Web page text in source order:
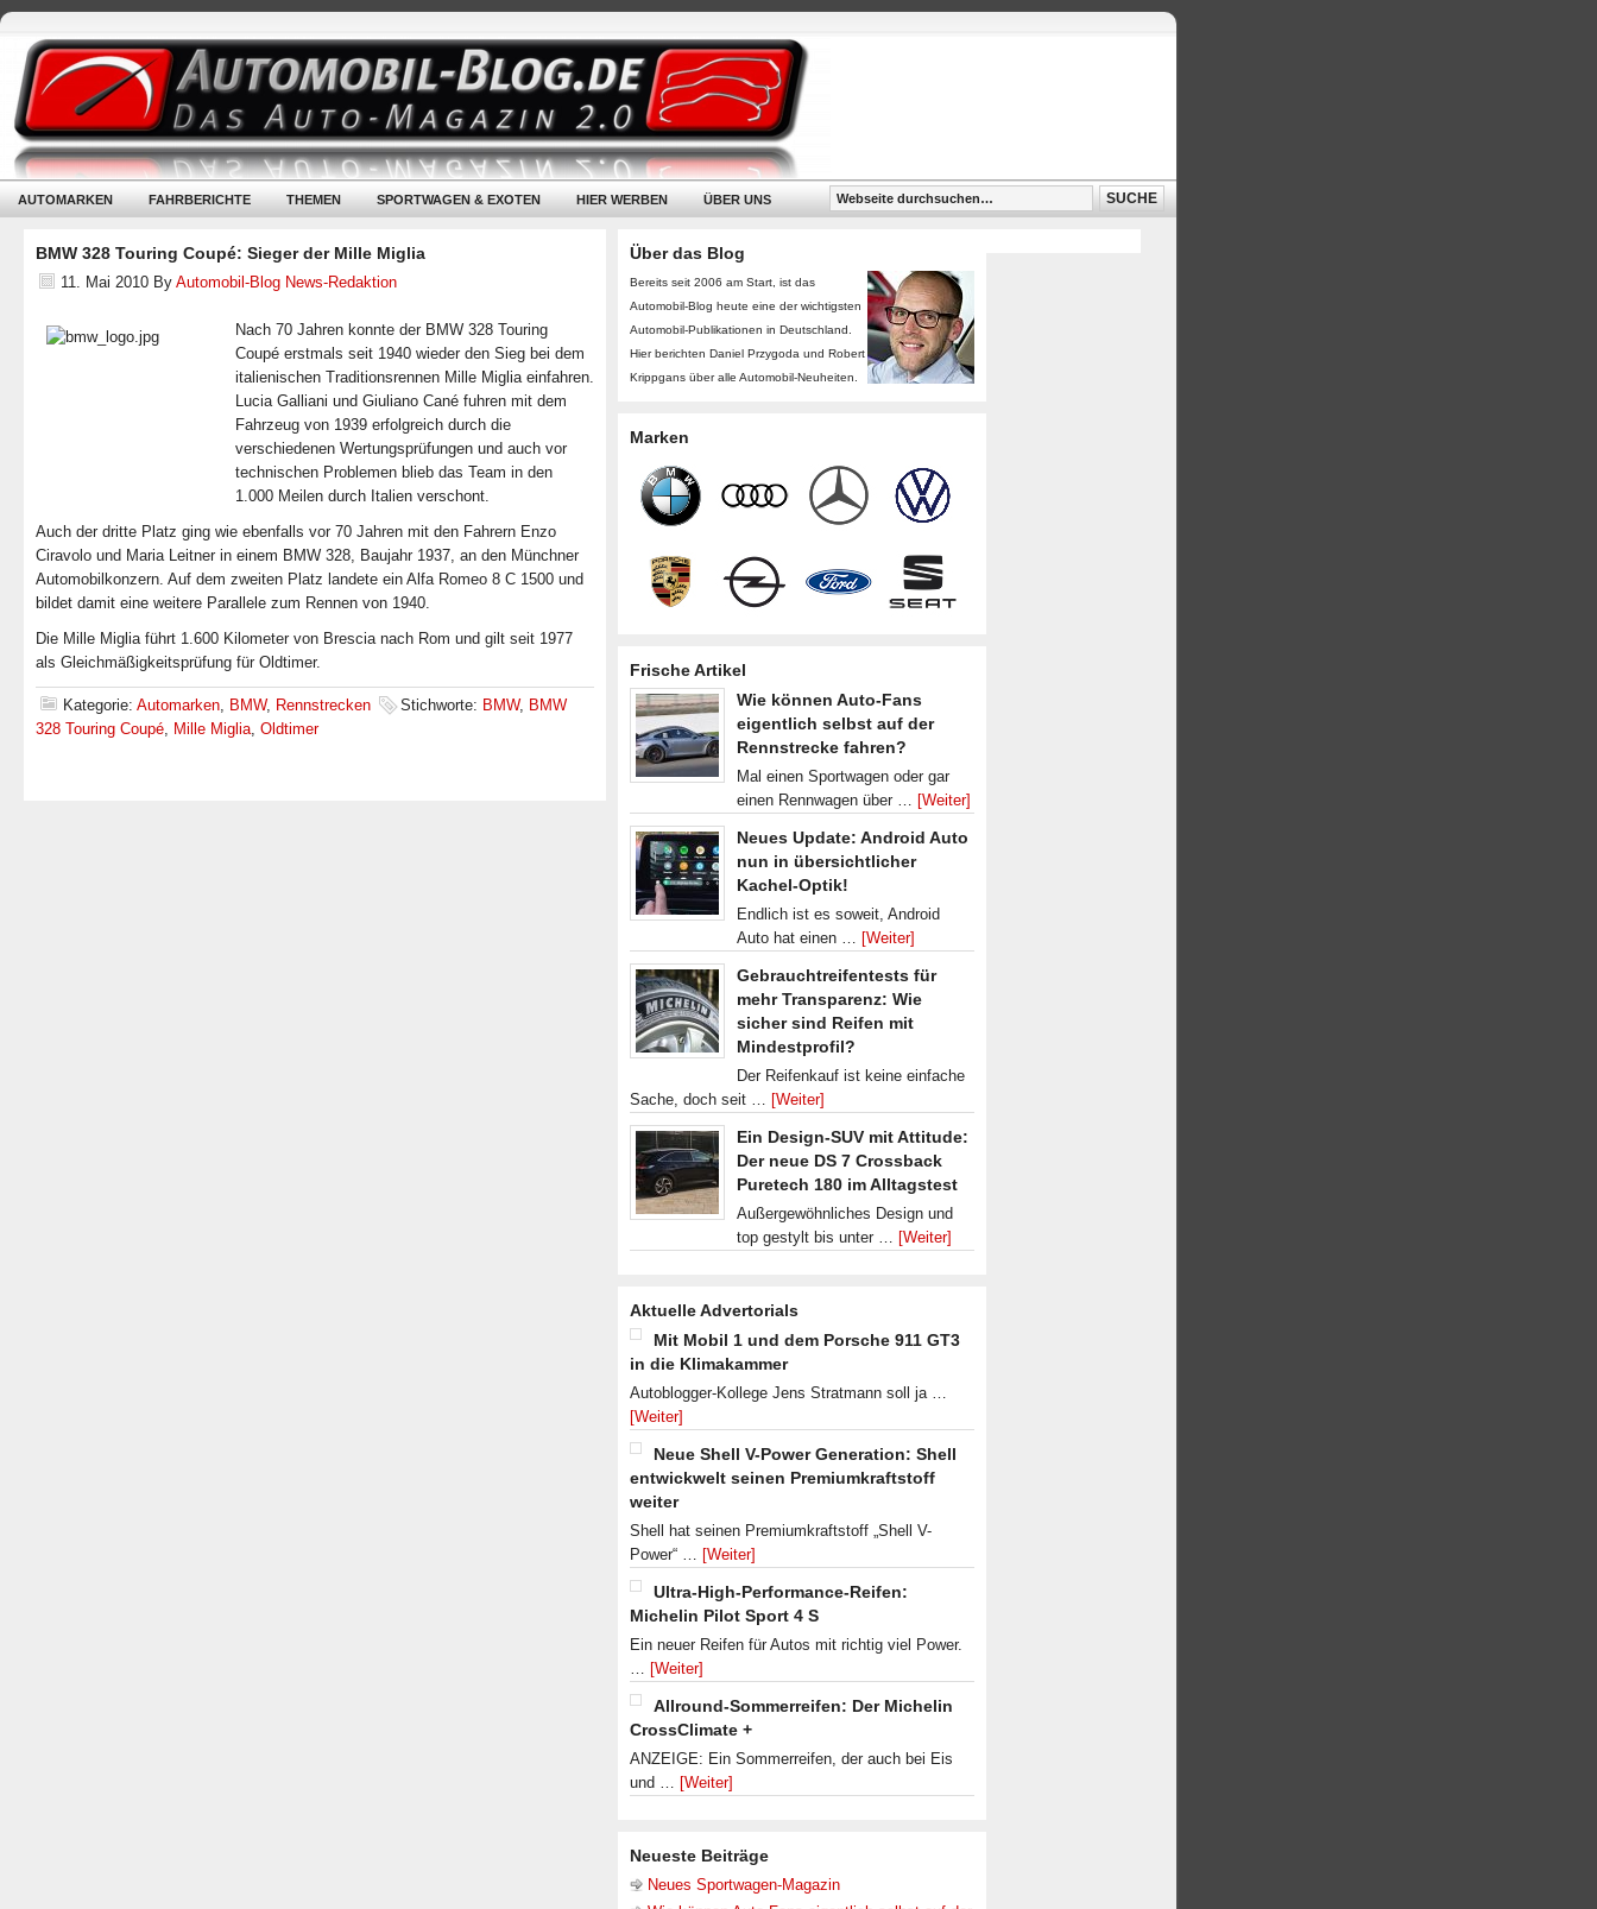
AUTOMARKEN FAHRBERICHTE THEMEN SPORTWAGEN & EXOTEN HIER WERBEN ÜBER UNS
BMW 328 Touring Coupé: Sieger der Mille Miglia
11. Mai 2010 By Automobil-Blog News-Redaktion
Nach 70 Jahren konnte der BMW 328 Touring
Coupé erstmals seit 1940 wieder den Sieg bei dem
italienischen Traditionsrennen Mille Miglia einfahren.
Lucia Galliani und Giuliano Cané fuhren mit dem
Fahrzeug von 1939 erfolgreich durch die
verschiedenen Wertungsprüfungen und auch vor
technischen Problemen blieb das Team in den
1.000 Meilen durch Italien verschont.
Auch der dritte Platz ging wie ebenfalls vor 70 Jahren mit den Fahrern Enzo
Ciravolo und Maria Leitner in einem BMW 328, Baujahr 1937, an den Münchner
Automobilkonzern. Auf dem zweiten Platz landete ein Alfa Romeo 8 C 1500 und
bildet damit eine weitere Parallele zum Rennen von 1940.
Die Mille Miglia führt 1.600 Kilometer von Brescia nach Rom und gilt seit 1977
als Gleichmäßigkeitsprüfung für Oldtimer.
Kategorie: Automarken, BMW, Rennstrecken Stichworte: BMW, BMW
328 Touring Coupé, Mille Miglia, Oldtimer
Über das Blog
Bereits seit 2006 am Start, ist das
Automobil-Blog heute eine der wichtigsten
Automobil-Publikationen in Deutschland.
Hier berichten Daniel Przygoda und Robert
Krippgans über alle Automobil-Neuheiten.
Marken
Frische Artikel
Wie können Auto-Fans
eigentlich selbst auf der
Rennstrecke fahren?
Mal einen Sportwagen oder gar
einen Rennwagen über … [Weiter]
Neues Update: Android Auto
nun in übersichtlicher
Kachel-Optik!
Endlich ist es soweit, Android
Auto hat einen … [Weiter]
Gebrauchtreifentests für
mehr Transparenz: Wie
sicher sind Reifen mit
Mindestprofil?
Der Reifenkauf ist keine einfache
Sache, doch seit … [Weiter]
Ein Design-SUV mit Attitude:
Der neue DS 7 Crossback
Puretech 180 im Alltagstest
Außergewöhnliches Design und
top gestylt bis unter … [Weiter]
Aktuelle Advertorials
Mit Mobil 1 und dem Porsche 911 GT3
in die Klimakammer
Autoblogger-Kollege Jens Stratmann soll ja …
[Weiter]
Neue Shell V-Power Generation: Shell
entwickwelt seinen Premiumkraftstoff
weiter
Shell hat seinen Premiumkraftstoff „Shell V-
Power“ … [Weiter]
Ultra-High-Performance-Reifen:
Michelin Pilot Sport 4 S
Ein neuer Reifen für Autos mit richtig viel Power.
… [Weiter]
Allround-Sommerreifen: Der Michelin
CrossClimate +
ANZEIGE: Ein Sommerreifen, der auch bei Eis
und … [Weiter]
Neueste Beiträge
Neues Sportwagen-Magazin